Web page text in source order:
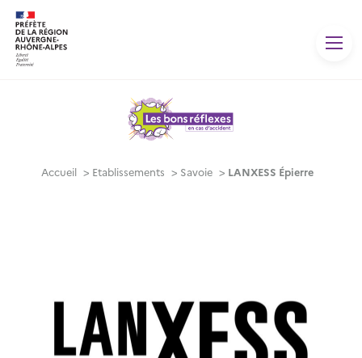
Accueil > Etablissements > Savoie > LANXESS Épierre
Panneau de gestion des cookies